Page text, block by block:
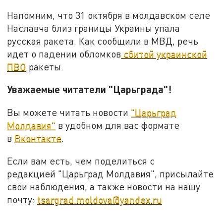
Напомним, что 31 октября в молдавском селе
Наславча близ границы Украины упала
русская ракета. Как сообщили в МВД, речь
идет о падении обломков сбитой украинской
ПВО ракеты.
Уважаемые читатели "Царьграда"!
Вы можете читать новости "Царьград
Молдавия" в удобном для вас формате
в Вконтакте.
Если вам есть, чем поделиться с
редакцией "Царьград Молдавия", присылайте
свои наблюдения, а также новости на нашу
почту: tsargrad.moldova@yandex.ru